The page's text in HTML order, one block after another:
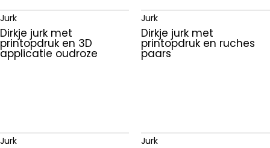
Longsleeve
Polo
Sweater
Jurk
Dirkje jurk met
printopdruk en 3D
applicatie oudroze
Jurk
Dirkje jurk met
printopdruk en ruches
paars
Jurk Jurk